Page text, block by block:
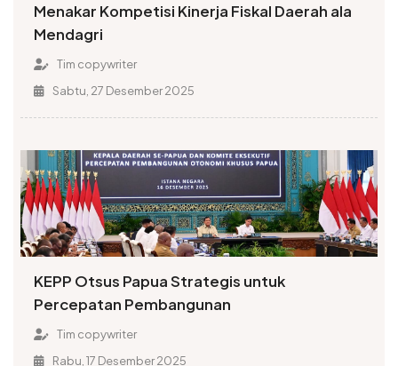
Menakar Kompetisi Kinerja Fiskal Daerah ala
Mendagri
Tim copywriter
Sabtu, 27 Desember 2025
KEPP Otsus Papua Strategis untuk
Percepatan Pembangunan
Tim copywriter
Rabu, 17 Desember 2025